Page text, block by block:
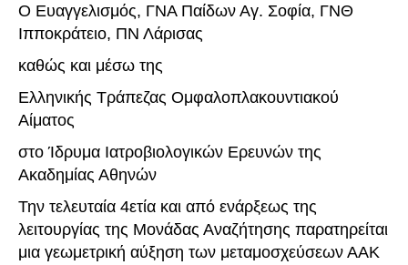
Ο Ευαγγελισμός, ΓΝΑ Παίδων Αγ. Σοφία, ΓΝΘ
Ιπποκράτειο, ΠΝ Λάρισας
καθώς και μέσω της
Ελληνικής Τράπεζας Ομφαλοπλακουντιακού
Αίματος
στο Ίδρυμα Ιατροβιολογικών Ερευνών της
Ακαδημίας Αθηνών
Την τελευταία 4ετία και από ενάρξεως της
λειτουργίας της Μονάδας Αναζήτησης παρατηρείται
μια γεωμετρική αύξηση των μεταμοσχεύσεων ΑΑΚ